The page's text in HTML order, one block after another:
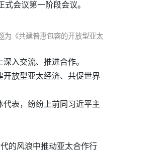
会议第一阶段会议。
为《共建普惠包容的开放型亚太
入交流、推进合作。
放型亚太经济、共促世界
表，纷纷上前同习近平主
的风浪中推动亚太合作行